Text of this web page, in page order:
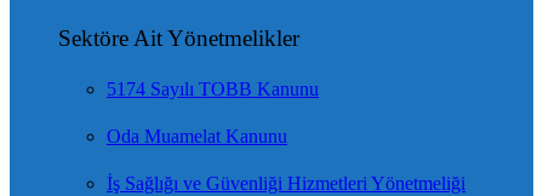
Sektöre Ait Yönetmelikler
5174 Sayılı TOBB Kanunu
Oda Muamelat Kanunu
İş Sağlığı ve Güvenliği Hizmetleri Yönetmeliği